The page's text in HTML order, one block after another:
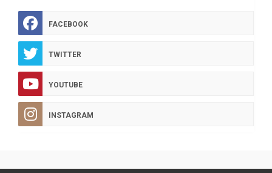
FACEBOOK
TWITTER
YOUTUBE
INSTAGRAM